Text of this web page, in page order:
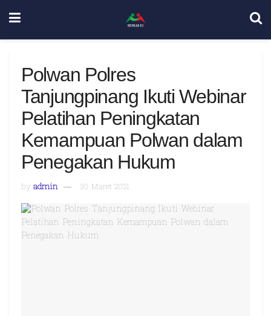
Polwan Polres
Tanjungpinang Ikuti Webinar
Pelatihan Peningkatan
Kemampuan Polwan dalam
Penegakan Hukum
by admin 30 Maret 2021